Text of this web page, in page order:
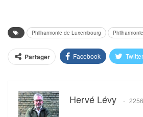
Philharmonie de Luxembourg
Partager Facebook Twitter
Hervé Lévy